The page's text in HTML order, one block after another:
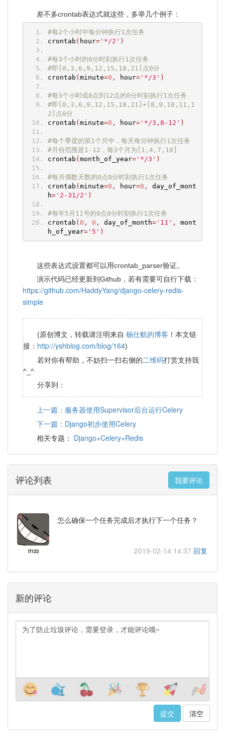
差不多crontab表达式就这些，多举几个例子：
#每2个小时中每分钟执行1次任务
crontab ( hour='*/2' )
#每3个小时的0分时刻执行1次任务
#即[0,3,6,9,12,15,18,21]点0分
crontab (minute=0 , hour='*/3' )
#每3个小时或8点到12点的0分时刻执行1次任务
#即[0,3,6,9,12,15,18,21]+[8,9,10,11,1
2]点0分
crontab (minute=0 , hour='*/3,8-12' )
#每个季度的第1个月中，每天每分钟执行1次任务
#月份范围是1-12，每3个月为[1,4,7,10]
crontab (month_of_year='*/3' )
#每月偶数天数的0点0分时刻执行1次任务
crontab (minute=0 , hour=0 ,
day_of_mont
h='2-31/2' )
#每年5月11号的0点0分时刻执行1次任务
crontab ( 0 , 0 , day_of_month='11' ,
mont
h_of_year='5' )
这些表达式设置都可以用crontab_parser验证。
演示代码已经更新到Github，若有需要可自行下载：
https://github.com/HaddyYang/django-celery-redis-
simple
(原创博文，转载请注明来自 杨仕航的博客 ！本文链
接： http://yshblog.com/blog/164)
若对你有帮助，不妨扫一扫右侧的二维码打赏支持我
^_^
分享到：
上一篇：服务器使用Supervisor后台运行Celery
下一篇：Django初步使用Celery
相关专题： Django+Celery+Redis
评论列表 我要评论
lf123
怎么确保一个任务完成后才执行下一个任务？
2019-02-14 14:37 回复
新的评论
清空